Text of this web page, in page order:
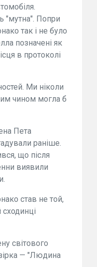
"мутна". Попри
так і не було
позначені як
в протоколі
Ми ніколи
чином могла б
Пета
раніше.
що після
виявили
став не той,
світового
— "Людина